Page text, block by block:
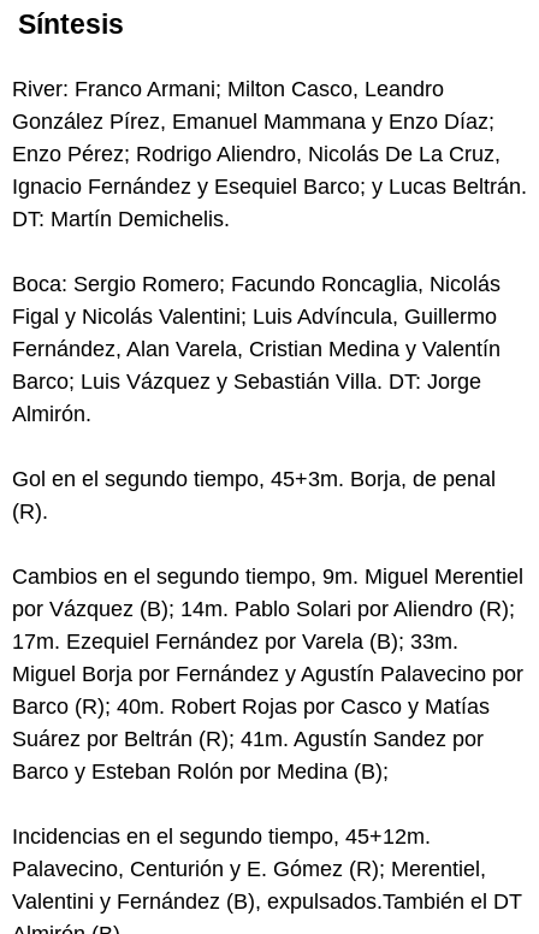
Síntesis
River: Franco Armani; Milton Casco, Leandro
González Pírez, Emanuel Mammana y Enzo Díaz;
Enzo Pérez; Rodrigo Aliendro, Nicolás De La Cruz,
Ignacio Fernández y Esequiel Barco; y Lucas Beltrán.
DT: Martín Demichelis.
Boca: Sergio Romero; Facundo Roncaglia, Nicolás
Figal y Nicolás Valentini; Luis Advíncula, Guillermo
Fernández, Alan Varela, Cristian Medina y Valentín
Barco; Luis Vázquez y Sebastián Villa. DT: Jorge
Almirón.
Gol en el segundo tiempo, 45+3m. Borja, de penal
(R).
Cambios en el segundo tiempo, 9m. Miguel Merentiel
por Vázquez (B); 14m. Pablo Solari por Aliendro (R);
17m. Ezequiel Fernández por Varela (B); 33m.
Miguel Borja por Fernández y Agustín Palavecino por
Barco (R); 40m. Robert Rojas por Casco y Matías
Suárez por Beltrán (R); 41m. Agustín Sandez por
Barco y Esteban Rolón por Medina (B);
Incidencias en el segundo tiempo, 45+12m.
Palavecino, Centurión y E. Gómez (R); Merentiel,
Valentini y Fernández (B), expulsados.También el DT